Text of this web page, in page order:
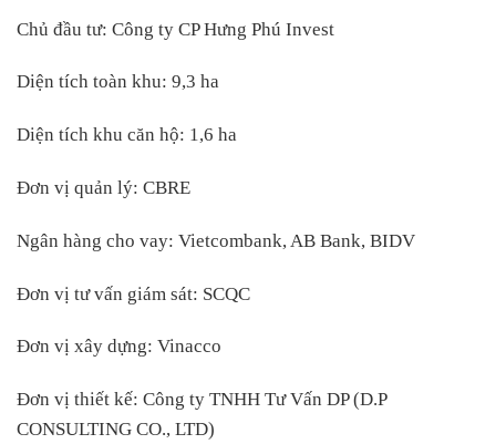
Chủ đầu tư: Công ty CP Hưng Phú Invest
Diện tích toàn khu: 9,3 ha
Diện tích khu căn hộ: 1,6 ha
Đơn vị quản lý: CBRE
Ngân hàng cho vay: Vietcombank, AB Bank, BIDV
Đơn vị tư vấn giám sát: SCQC
Đơn vị xây dựng: Vinacco
Đơn vị thiết kế: Công ty TNHH Tư Vấn DP (D.P
CONSULTING CO., LTD)